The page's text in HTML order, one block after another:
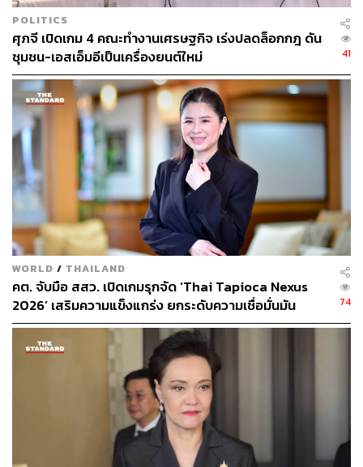
รณรงค์ พูลพิพัฒน์ ผู้อำนวยการสำนักงานนโยบายและ
ยุทธศาสตร์การค้า กล่าวว่า กระทรวงพาณิชย์ประเมินว่าแนว
โน้มมูลค่าการส่งออกปี 2565 จะไม่ต่ำกว่าปีนี้ ซึ่งทั้งปี 2564
คาดว่าจะขยายตัว 15-16% สูงสุดในรอบ 12 ปี โดยมูลค่าการ
ส่งออกปีนี้คาดว่าจะไม่ต่ำกว่า 268,000 ล้านดอลลาร์ หรือ 8
ล้านล้านบาท
ช่องทางติดตามTHE STANDARD WEALTH
Twitter:twitter.com/standard_wealth
Instagram:instagram.com/thestandardwealth
Official Lineคลิก
สามารถติดตาม THE STANDARD WEALTH
ผ่านแอปพลิเคชันต่างๆ ที่คุณสะดวกหรือใช้งานอยู่แล้วได้เลย
กระทรวงพาณิชย์
จุรินทร์ ลักษณวิศิษฏ์
POLITICS
ศุภจี เปิดเกม 4 คณะทำงานเศรษฐกิจ เร่งปลดล็อกกฎ ดัน
ชุมชน-เอสเอ็มอีเป็นเครื่องยนต์ใหม่
41
WORLD / THAILAND
คต. จับมือ สสว. เปิดเกมรุกจัด ‘Thai Tapioca Nexus
2026’ เสริมความแข็งแกร่ง ยกระดับความเชื่อมั่นมัน
สำปะหลังไทยในตลาดโลก
74